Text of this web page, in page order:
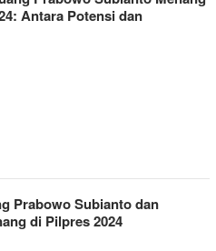
Antara Potensi dan
Prabowo Subianto dan
di Pilpres 2024